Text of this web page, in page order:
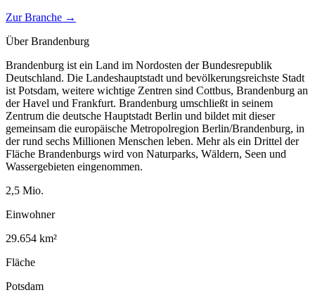
Zur Branche →
ÜberBrandenburg
Brandenburg ist ein Land im Nordosten der Bundesrepublik
Deutschland. Die Landeshauptstadt und bevölkerungsreichste Stadt
ist Potsdam, weitere wichtige Zentren sind Cottbus, Brandenburg an
der Havel und Frankfurt. Brandenburg umschließt in seinem
Zentrum die deutsche Hauptstadt Berlin und bildet mit dieser
gemeinsam die europäische Metropolregion Berlin/Brandenburg, in
der rund sechs Millionen Menschen leben. Mehr als ein Drittel der
Fläche Brandenburgs wird von Naturparks, Wäldern, Seen und
Wassergebieten eingenommen.
2,5 Mio.
Einwohner
29.654 km²
Fläche
Potsdam